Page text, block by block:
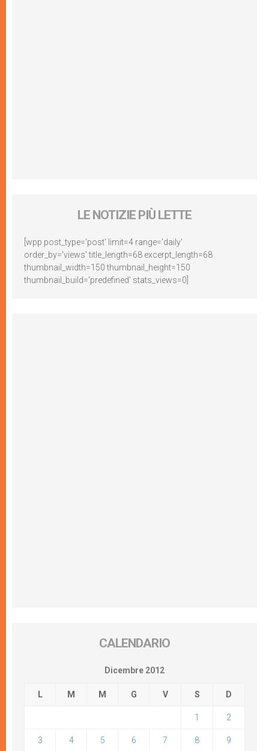
LE NOTIZIE PIÙ LETTE
[wpp post_type='post' limit=4 range='daily'
order_by='views' title_length=68 excerpt_length=68
thumbnail_width=150 thumbnail_height=150
thumbnail_build='predefined' stats_views=0]
CALENDARIO
Dicembre 2012
L M M G V S D
1 2
3 4 5 6 7 8 9